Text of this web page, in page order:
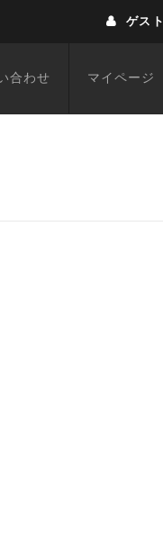
ゲスト
合わせ マイページ